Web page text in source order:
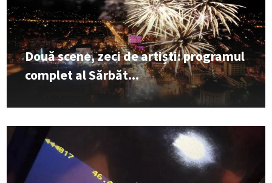
Două scene, zeci de artiști: programul
complet al Sărbăt...